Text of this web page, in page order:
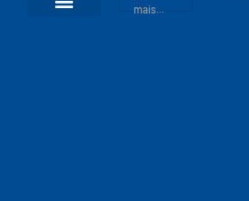
mais...